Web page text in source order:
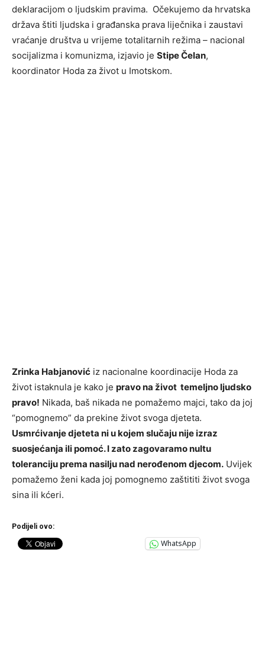
deklaracijom o ljudskim pravima. Očekujemo da hrvatska
država štiti ljudska i građanska prava liječnika i zaustavi
vraćanje društva u vrijeme totalitarnih režima – nacional
socijalizma i komunizma, izjavio je Stipe Čelan,
koordinator Hoda za život u Imotskom.
Zrinka Habjanović iz nacionalne koordinacije Hoda za
život istaknula je kako je pravo na život temeljno ljudsko
pravo! Nikada, baš nikada ne pomažemo majci, tako da joj
“pomognemo” da prekine život svoga djeteta.
Usmrćivanje djeteta ni u kojem slučaju nije izraz
suosjećanja ili pomoć. I zato zagovaramo nultu
toleranciju prema nasilju nad nerođenom djecom. Uvijek
pomažemo ženi kada joj pomognemo zaštititi život svoga
sina ili kćeri.
Podijeli ovo:
WhatsApp